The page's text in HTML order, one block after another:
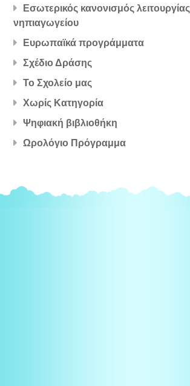
Εσωτερικός κανονισμός λειτουργίας
νηπιαγωγείου
Ευρωπαϊκά προγράμματα
Σχέδιο Δράσης
Το Σχολείο μας
Χωρίς Κατηγορία
Ψηφιακή βιβλιοθήκη
Ωρολόγιο Πρόγραμμα